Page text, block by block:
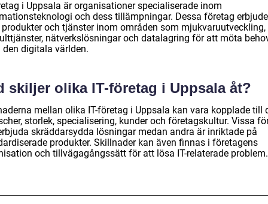
i Uppsala är organisationer specialiserade inom
och dess tillämpningar. Dessa företag
och tjänster inom områden som mjukvaruutveckling,
nätverkslösningar och datalagring för att möta
den digitala världen.
skiljer olika IT-företag i Uppsala åt?
mellan olika IT-företag i Uppsala kan vara kopplade till
storlek, specialisering, kunder och företagskultur. Vissa
skräddarsydda lösningar medan andra är inriktade på
produkter. Skillnader kan även finnas i företagens
och tillvägagångssätt för att lösa IT-relaterade problem.